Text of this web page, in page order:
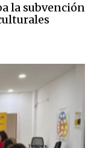
la subvención